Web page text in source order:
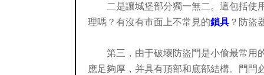
二是讓城堡部分獨一無二。這包括使
理嗎？有沒有市面上不常見的鎖具？防盜
第三，由于破壞防盜門是小偷最常用
應足夠厚，并具有頂部和底部結構。門閂